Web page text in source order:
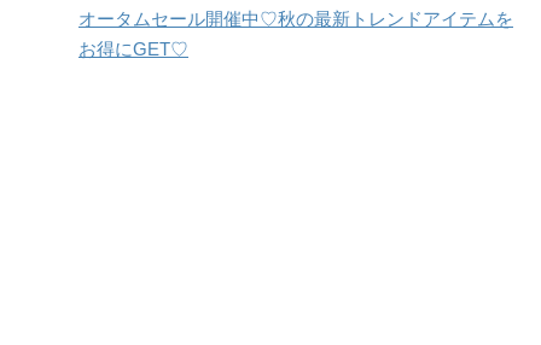
オータムセール開催中♡秋の最新トレンドアイテムを
お得にGET♡